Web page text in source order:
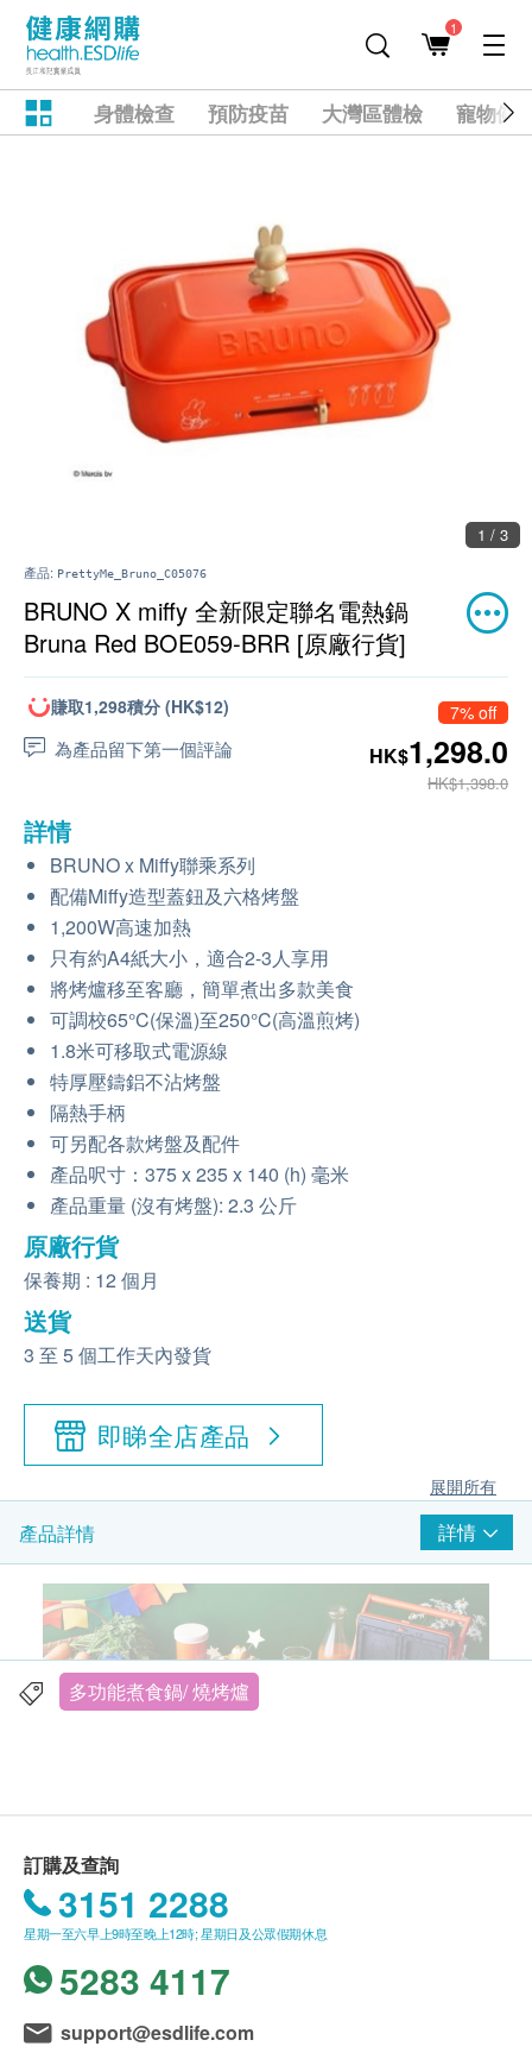
1
身體檢查 預防疫苗 大灣區體檢 寵物健
1 / 3
產品: PrettyMe_Bruno_C05076
BRUNO X miffy 全新限定聯名電熱鍋
Bruna Red BOE059-BRR [原廠行貨]
賺取1,298積分 (HK$12)
為產品留下第一個評論
7% off
HK$1,298.0
HK$1,398.0
詳情
BRUNO x Miffy聯乘系列
配備Miffy造型蓋鈕及六格烤盤
1,200W高速加熱
只有約A4紙大小，適合2-3人享用
將烤爐移至客廳，簡單煮出多款美食
可調校65°C(保溫)至250°C(高溫煎烤)
1.8米可移取式電源線
特厚壓鑄鋁不沾烤盤
隔熱手柄
可另配各款烤盤及配件
產品呎寸：375 x 235 x 140 (h) 毫米
產品重量 (沒有烤盤): 2.3 公斤
原廠行貨
保養期 : 12 個月
送貨
3 至 5 個工作天內發貨
即睇全店產品
展開所有
產品詳情 詳情
詳細介紹
BRUNO的經典商品，又是有著最多樣功能與變化的
就屬電烤盤了，如果要挑選一樣商品來買絕對必推電
烤盤，搭配所推出的多款配件，可以用來吃火鍋、燒
烤、壽喜燒、章魚燒等各種料理，甚至搭配專用蒸格
也可以用來蒸包子、蒸海鮮等，非常實用。而全新的
多功能煮食鍋/ 燒烤爐
訂購及查詢
3151 2288
星期一至六早上9時至晚上12時; 星期日及公眾假期休息
5283 4117
support@esdlife.com